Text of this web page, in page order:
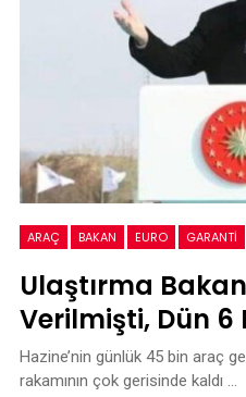
ARAÇ BAKAN EURO GARANTI
Ulaştırma
Verilmişti, Dün 6
Hazine’nin günlük 45 bin araç
rakamının çok gerisinde kaldı …